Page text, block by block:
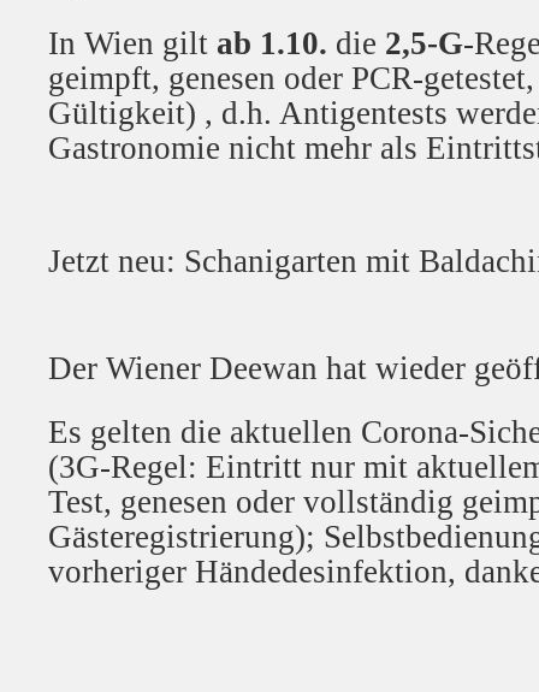
In Wien gilt ab 1.10. die 2,5-G-
geimpft, genesen oder PCR-
Gültigkeit) , d.h. Antigentests
Gastronomie nicht mehr als
Jetzt neu: Schanigarten mit
Der Wiener Deewan hat wieder
Es gelten die aktuellen Corona-
(3G-Regel: Eintritt nur mit
Test, genesen oder vollständig
Gästeregistrierung);
vorheriger Händedesinfektion,